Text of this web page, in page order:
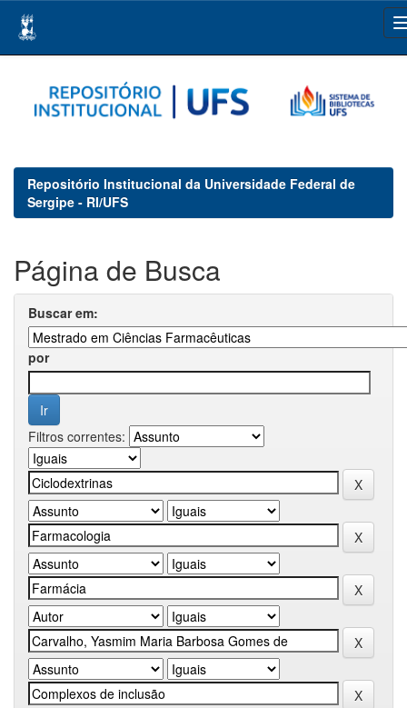
navigation
Repositório Institucional da Universidade Federal de
Sergipe - RI/UFS
Página de Busca
Buscar em:
por
Filtros correntes: